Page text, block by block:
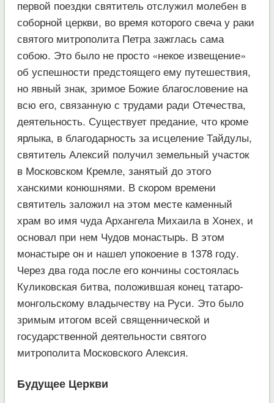
первой поездки святитель отслужил молебен в
соборной церкви, во время которого свеча у раки
святого митрополита Петра зажглась сама
собою. Это было не просто «некое извещение»
об успешности предстоящего ему путешествия,
но явный знак, зримое Божие благословение на
всю его, связанную с трудами ради Отечества,
деятельность. Существует предание, что кроме
ярлыка, в благодарность за исцеление Тайдулы,
святитель Алексий получил земельный участок
в Московском Кремле, занятый до этого
ханскими конюшнями. В скором времени
святитель заложил на этом месте каменный
храм во имя чуда Архангела Михаила в Хонех, и
основал при нем Чудов монастырь. В этом
монастыре он и нашел упокоение в 1378 году.
Через два года после его кончины состоялась
Куликовская битва, положившая конец татаро-
монгольскому владычеству на Руси. Это было
зримым итогом всей священнической и
государственной деятельности святого
митрополита Московского Алексия.
Будущее Церкви